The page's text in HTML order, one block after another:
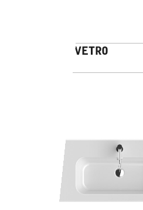
DHARMA VETRO